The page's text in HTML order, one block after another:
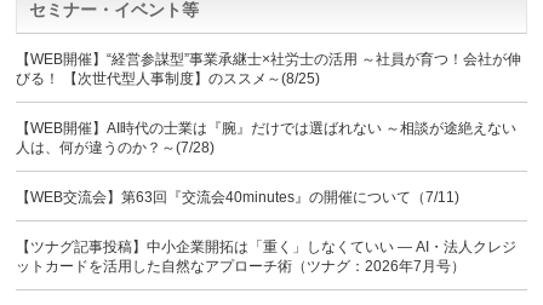
セミナー・イベント等
【WEB開催】“経営参謀型”事業承継士×社労士の活用 ～社員が育つ！会社が伸
びる！ 【次世代型人事制度】のススメ～(8/25)
【WEB開催】AI時代の士業は『腕』だけでは選ばれない ～相談が途絶えない
人は、何が違うのか？～(7/28)
【WEB交流会】第63回『交流会40minutes』の開催について（7/11)
【ツナグ記事投稿】中小企業開拓は「重く」しなくていい ― AI・法人クレジ
ットカードを活用した自然なアプローチ術（ツナグ：2026年7月号）